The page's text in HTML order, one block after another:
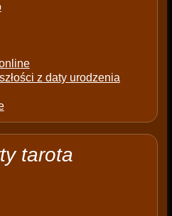
z daty urodzenia
tarota